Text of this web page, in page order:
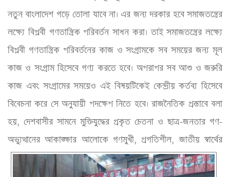
নতুন বাংলাদেশ গড়ে তোলা যাবে না। এর জন্য দরকার হবে সমাজতন্ত্রের
লক্ষ্যে বিপ্লবী গণতান্ত্রিক পরিবর্তন সাধন করা। তাই সমাজতন্ত্রের লক্ষ্যে
বিপ্লবী গণতান্ত্রিক পরিবর্তনের কাজ ও সংগ্রামকে সব সময়ের জন্য মূল
কাজ ও সংগ্রাম হিসেবে গণ্য করতে হবে। অপরাপর সব আশু ও জরুরি
কাজ এবং সংগ্রামের সময়েও এই বিষয়টিকেই কেন্দ্রীয় কর্তব্য হিসেবে
বিবেচনা করে সে অনুযায়ী পদক্ষেপ নিতে হবে। রাজনৈতিক প্রস্তাবে বলা
হয়, দেশবাসীর সামনে মুক্তিযুদ্ধের প্রকৃত চেতনা ও ছাত্র-জনতার গণ-
অভ্যুত্থানের আকাঙ্ক্ষার আলোকে গণমুখী, প্রগতিশীল, জাতীয় স্বার্থের